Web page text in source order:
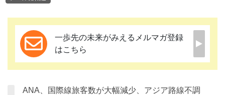
一歩先の未来がみえるメルマガ登録
はこちら
ANA、国際線旅客数が大幅減少、アジア路線不調